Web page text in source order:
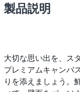
製品説明
大切な思い出を、ス
プレミアムキャンバ
りを添えましょう。